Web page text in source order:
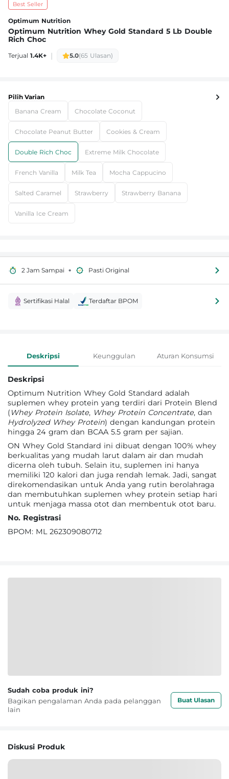
Best Seller
Optimum Nutrition
Optimum Nutrition Whey Gold Standard 5 Lb Double
Rich Choc
Terjual 1.4K+ | 5.0(65 Ulasan)
Pilih Varian
Banana Cream
Chocolate Coconut
Chocolate Peanut Butter Cookies & Cream
Double Rich Choc Extreme Milk Chocolate
French Vanilla Milk Tea Mocha Cappucino
Salted Caramel Strawberry Strawberry Banana
Vanilla Ice Cream
2 Jam Sampai • Pasti Original
Sertifikasi Halal Terdaftar BPOM
Informasi Produk
Deskripsi Keunggulan Aturan Konsumsi
Deskripsi
Optimum Nutrition Whey Gold Standard adalah
suplemen whey protein yang terdiri dari Protein Blend
( Whey Protein Isolate, Whey Protein Concentrate, dan
Hydrolyzed Whey Protein) dengan kandungan protein
hingga 24 gram dan BCAA 5.5 gram per sajian.
ON Whey Gold Standard ini dibuat dengan 100% whey
berkualitas yang mudah larut dalam air dan mudah
dicerna oleh tubuh. Selain itu, suplemen ini hanya
memiliki 120 kalori dan juga rendah lemak. Jadi, sangat
direkomendasikan untuk Anda yang rutin berolahraga
dan membutuhkan suplemen whey protein setiap hari
untuk menjaga massa otot dan membentuk otot baru.
No. Registrasi
BPOM: ML 262309080712
Sudah coba produk ini?
Bagikan pengalaman Anda pada pelanggan
lain
Buat Ulasan
Diskusi Produk